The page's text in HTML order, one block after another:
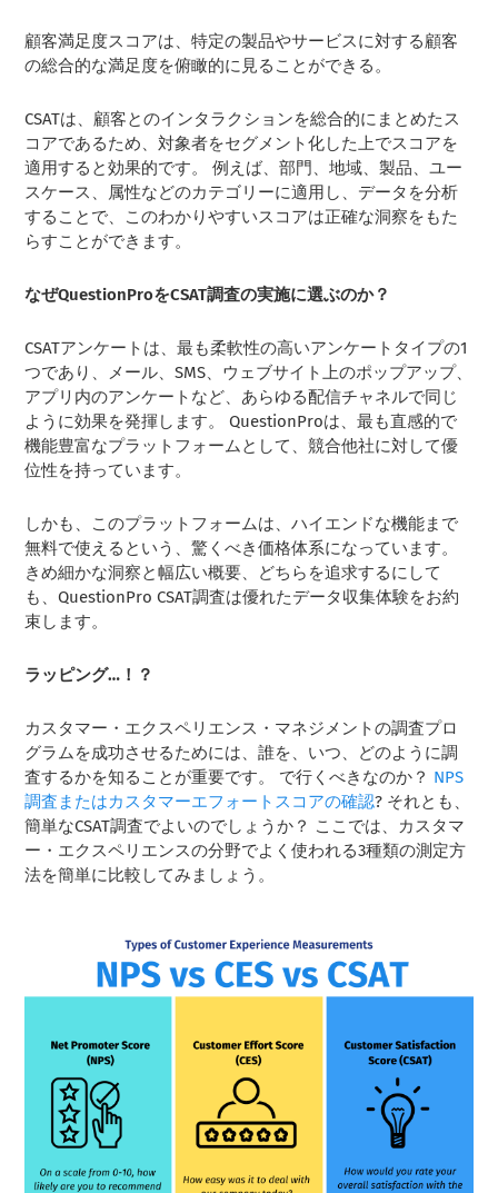
顧客満足度スコアは、特定の製品やサービスに対する顧客
の総合的な満足度を俯瞰的に見ることができる。
CSATは、顧客とのインタラクションを総合的にまとめたス
コアであるため、対象者をセグメント化した上でスコアを
適用すると効果的です。 例えば、部門、地域、製品、ユー
スケース、属性などのカテゴリーに適用し、データを分析
することで、このわかりやすいスコアは正確な洞察をもた
らすことができます。
なぜQuestionProをCSAT調査の実施に選ぶのか？
CSATアンケートは、最も柔軟性の高いアンケートタイプの1
つであり、メール、SMS、ウェブサイト上のポップアップ、
アプリ内のアンケートなど、あらゆる配信チャネルで同じ
ように効果を発揮します。 QuestionProは、最も直感的で
機能豊富なプラットフォームとして、競合他社に対して優
位性を持っています。
しかも、このプラットフォームは、ハイエンドな機能まで
無料で使えるという、驚くべき価格体系になっています。
きめ細かな洞察と幅広い概要、どちらを追求するにして
も、QuestionPro CSAT調査は優れたデータ収集体験をお約
束します。
ラッピング…！？
カスタマー・エクスペリエンス・マネジメントの調査プロ
グラムを成功させるためには、誰を、いつ、どのように調
査するかを知ることが重要です。 で行くべきなのか？ NPS
調査またはカスタマーエフォートスコアの確認? それとも、
簡単なCSAT調査でよいのでしょうか？ ここでは、カスタマ
ー・エクスペリエンスの分野でよく使われる3種類の測定方
法を簡単に比較してみましょう。